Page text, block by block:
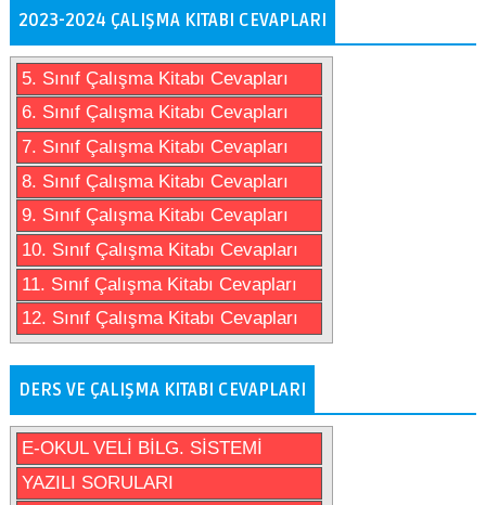
2023-2024 ÇALIŞMA KITABI CEVAPLARI
5. Sınıf Çalışma Kitabı Cevapları
6. Sınıf Çalışma Kitabı Cevapları
7. Sınıf Çalışma Kitabı Cevapları
8. Sınıf Çalışma Kitabı Cevapları
9. Sınıf Çalışma Kitabı Cevapları
10. Sınıf Çalışma Kitabı Cevapları
11. Sınıf Çalışma Kitabı Cevapları
12. Sınıf Çalışma Kitabı Cevapları
DERS VE ÇALIŞMA KITABI CEVAPLARI
E-OKUL VELİ BİLG. SİSTEMİ
YAZILI SORULARI